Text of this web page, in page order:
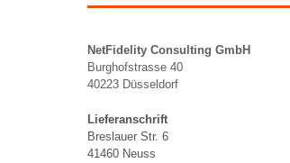
NetFidelity Consulting GmbH
Burghofstrasse 40
40223 Düsseldorf
Lieferanschrift
Breslauer Str. 6
41460 Neuss